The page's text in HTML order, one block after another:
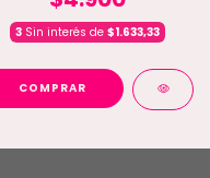
3 Sin interés de $1.633,33
COMPRAR